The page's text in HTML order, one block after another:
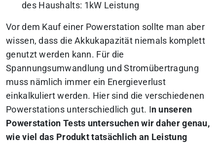
des Haushalts: 1kW Leistung
Vor dem Kauf einer Powerstation sollte man aber
wissen, dass die Akkukapazität niemals komplett
genutzt werden kann. Für die
Spannungsumwandlung und Stromübertragung
muss nämlich immer ein Energieverlust
einkalkuliert werden. Hier sind die verschiedenen
Powerstations unterschiedlich gut. I n unseren
Powerstation Tests untersuchen wir daher genau,
wie viel das Produkt tatsächlich an Leistung